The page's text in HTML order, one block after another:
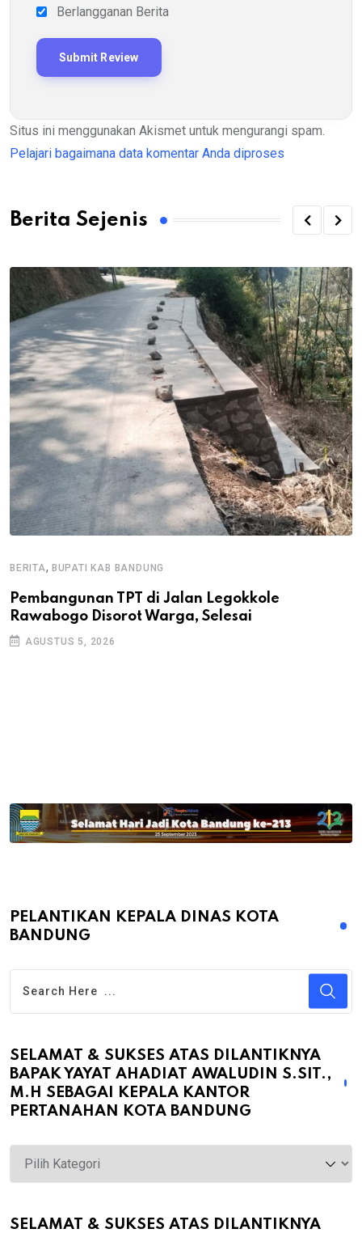
Berlangganan Berita
Situs ini menggunakan Akismet untuk mengurangi spam.
Pelajari bagaimana data komentar Anda diproses
Berita Sejenis
BERITA, BUPATI KAB BANDUNG
Pembangunan TPT di Jalan Legokkole
Rawabogo Disorot Warga, Selesai
AGUSTUS 5, 2026
PELANTIKAN KEPALA DINAS KOTA
BANDUNG
SELAMAT & SUKSES ATAS DILANTIKNYA
BAPAK YAYAT AHADIAT AWALUDIN S.SIT.,
M.H SEBAGAI KEPALA KANTOR
PERTANAHAN KOTA BANDUNG
atas
SELAMAT & SUKSES ATAS DILANTIKNYA